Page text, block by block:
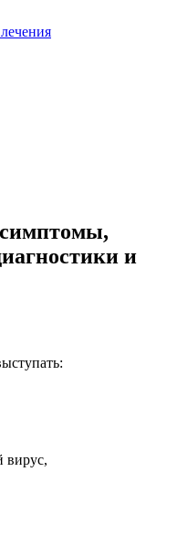
и
вирус,